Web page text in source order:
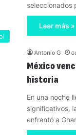
seleccionados
Leer más »
Antonio G
México
historia
En una noche
significativos,
enfrentó a